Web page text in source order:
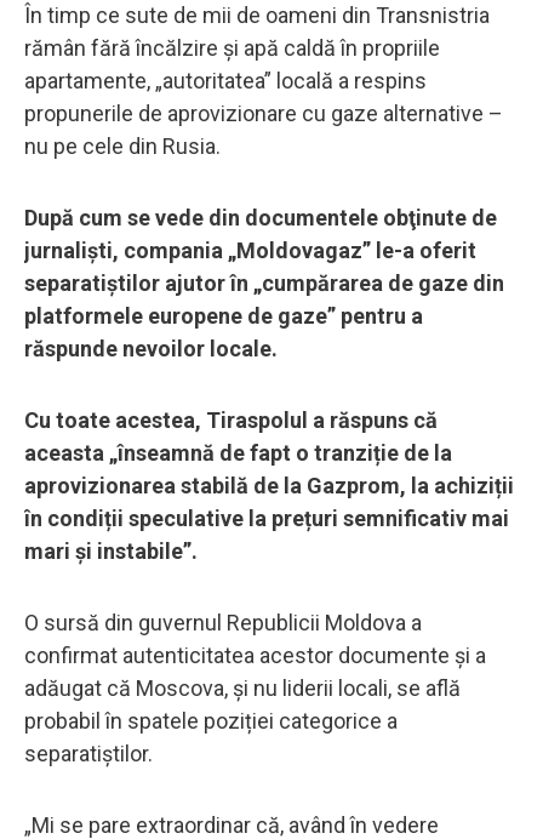
În timp ce sute de mii de oameni din Transnistria
rămân fără încălzire și apă caldă în propriile
apartamente, „autoritatea” locală a respins
propunerile de aprovizionare cu gaze alternative –
nu pe cele din Rusia.
După cum se vede din documentele obţinute de
jurnalişti, compania „Moldovagaz” le-a oferit
separatiştilor ajutor în „cumpărarea de gaze din
platformele europene de gaze” pentru a
răspunde nevoilor locale.
Cu toate acestea, Tiraspolul a răspuns că
aceasta „înseamnă de fapt o tranziție de la
aprovizionarea stabilă de la Gazprom, la achiziții
în condiții speculative la prețuri semnificativ mai
mari și instabile”.
O sursă din guvernul Republicii Moldova a
confirmat autenticitatea acestor documente și a
adăugat că Moscova, și nu liderii locali, se află
probabil în spatele poziției categorice a
separatiștilor.
„Mi se pare extraordinar că, având în vedere